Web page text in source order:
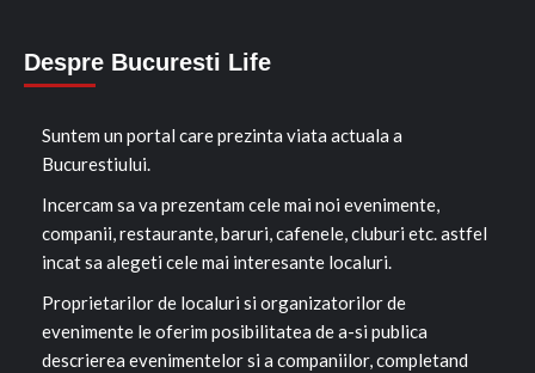
Despre Bucuresti Life
Suntem un portal care prezinta viata actuala a
Bucurestiului.
Incercam sa va prezentam cele mai noi evenimente,
companii, restaurante, baruri, cafenele, cluburi etc. astfel
incat sa alegeti cele mai interesante localuri.
Proprietarilor de localuri si organizatorilor de
evenimente le oferim posibilitatea de a-si publica
descrierea evenimentelor si a companiilor, completand